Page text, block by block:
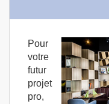
Pour
votre
futur
projet
pro,